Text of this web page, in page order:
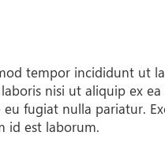
tempor incididunt ut
nisi ut aliquip ex
fugiat nulla pariatur.
id est laborum.